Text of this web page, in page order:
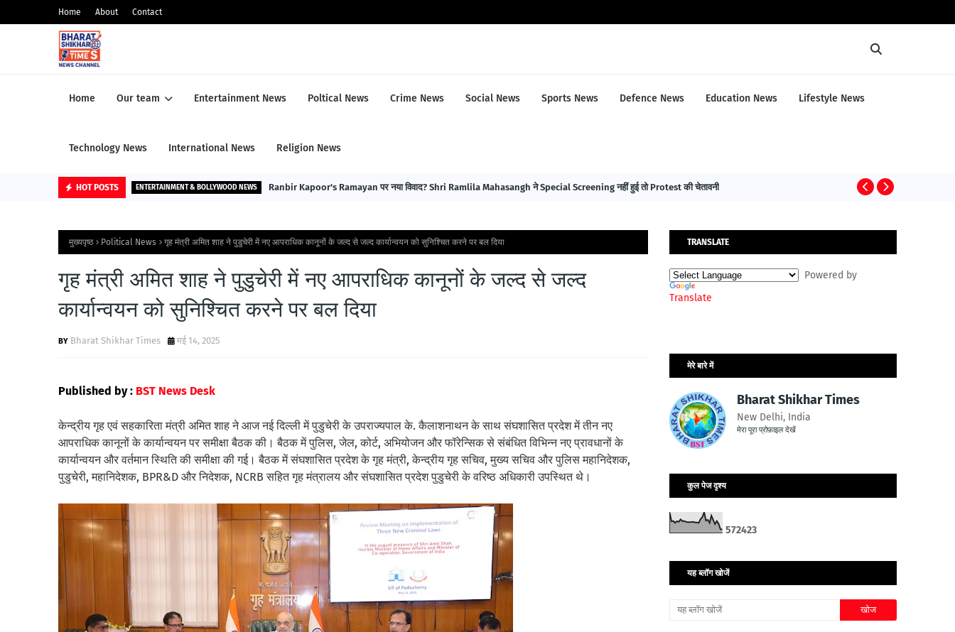
Home About Contact
Home Our team Entertainment News Poltical News Crime News Social News Sports News Defence News Education News Lifestyle News
Technology News International News Religion News
HOT POSTS ENTERTAINMENT & BOLLYWOOD NEWS Ranbir Kapoor's Ramayan पर नया विवाद? Shri Ramlila Mahasangh ने Special Screening नहीं हुई तो Protest की चेतावनी
मुख्यपृष्ठ Political News गृह मंत्री अमित शाह ने पुडुचेरी में नए आपराधिक कानूनों के जल्द से जल्द कार्यान्वयन को सुनिश्चित करने पर बल दिया
गृह मंत्री अमित शाह ने पुडुचेरी में नए आपराधिक कानूनों के जल्द से जल्द
कार्यान्वयन को सुनिश्चित करने पर बल दिया
Bharat Shikhar Times मई 14, 2025
Published by : BST News Desk
केन्द्रीय गृह एवं सहकारिता मंत्री अमित शाह ने आज नई दिल्ली में पुडुचेरी के उपराज्यपाल के. कैलाशनाथन के साथ संघशासित प्रदेश में तीन नए
आपराधिक कानूनों के कार्यान्वयन पर समीक्षा बैठक की। बैठक में पुलिस, जेल, कोर्ट, अभियोजन और फॉरेन्सिक से संबंधित विभिन्न नए प्रावधानों के
कार्यान्वयन और वर्तमान स्थिति की समीक्षा की गई। बैठक में संघशासित प्रदेश के गृह मंत्री, केन्द्रीय गृह सचिव, मुख्य सचिव और पुलिस महानिदेशक,
पुडुचेरी, महानिदेशक, BPR&D और निदेशक, NCRB सहित गृह मंत्रालय और संघशासित प्रदेश पुडुचेरी के वरिष्ठ अधिकारी उपस्थित थे।
TRANSLATE
Powered by
Translate
मेरे बारे में
Bharat Shikhar Times
New Delhi, India
मेरा पूरा प्रोफ़ाइल देखें
कुल पेज दृश्य
572423
यह ब्लॉग खोजें